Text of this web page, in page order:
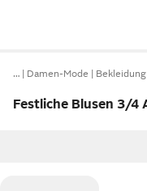
… Damen-Mode Bekleidung
Festliche Blusen 3/4